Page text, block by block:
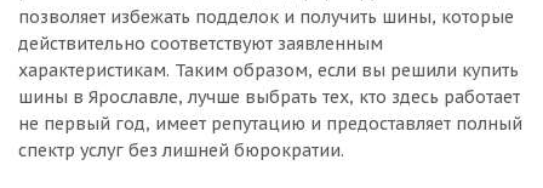
позволяет избежать подделок и получить шины, которые
действительно соответствуют заявленным
характеристикам. Таким образом, если вы решили купить
шины в Ярославле, лучше выбрать тех, кто здесь работает
не первый год, имеет репутацию и предоставляет полный
спектр услуг без лишней бюрократии.